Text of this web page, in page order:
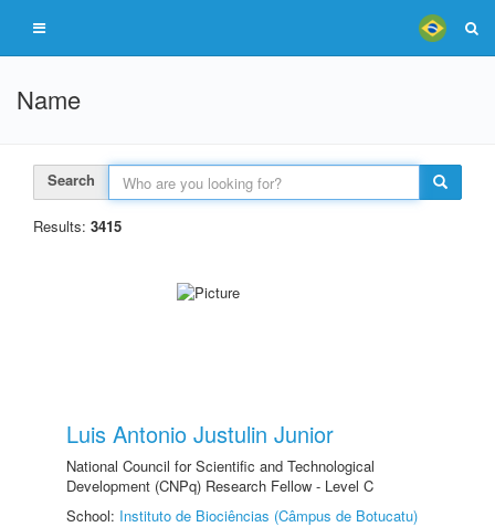
Name
Search
Results: 3415
Luis Antonio Justulin Junior
National Council for Scientific and Technological
Development (CNPq) Research Fellow - Level C
School: Instituto de Biociências (Câmpus de Botucatu)